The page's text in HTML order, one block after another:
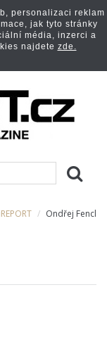
Ondřej Fencl
personalizaci reklam
jak tyto stránky
média, inzerci a
najdete zde.